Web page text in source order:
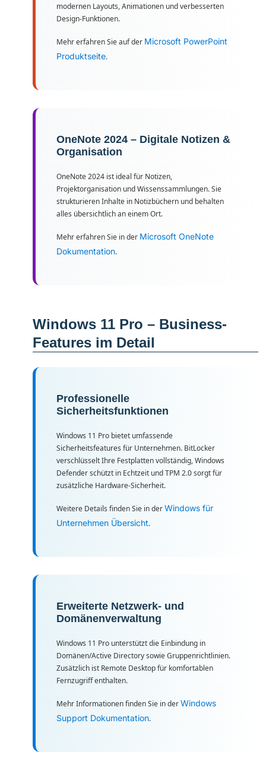
modernen Layouts, Animationen und verbesserten
Design-Funktionen.
Mehr erfahren Sie auf der Microsoft PowerPoint
Produktseite.
OneNote 2024 – Digitale Notizen &
Organisation
OneNote 2024 ist ideal für Notizen,
Projektorganisation und Wissenssammlungen. Sie
strukturieren Inhalte in Notizbüchern und behalten
alles übersichtlich an einem Ort.
Mehr erfahren Sie in der Microsoft OneNote
Dokumentation.
Windows 11 Pro – Business-
Features im Detail
Professionelle
Sicherheitsfunktionen
Windows 11 Pro bietet umfassende
Sicherheitsfeatures für Unternehmen. BitLocker
verschlüsselt Ihre Festplatten vollständig, Windows
Defender schützt in Echtzeit und TPM 2.0 sorgt für
zusätzliche Hardware-Sicherheit.
Weitere Details finden Sie in derWindows für
Unternehmen Übersicht.
Erweiterte Netzwerk- und
Domänenverwaltung
Windows 11 Pro unterstützt die Einbindung in
Domänen/Active Directory sowie Gruppenrichtlinien.
Zusätzlich ist Remote Desktop für komfortablen
Fernzugriff enthalten.
Mehr Informationen finden Sie in derWindows
Support Dokumentation.